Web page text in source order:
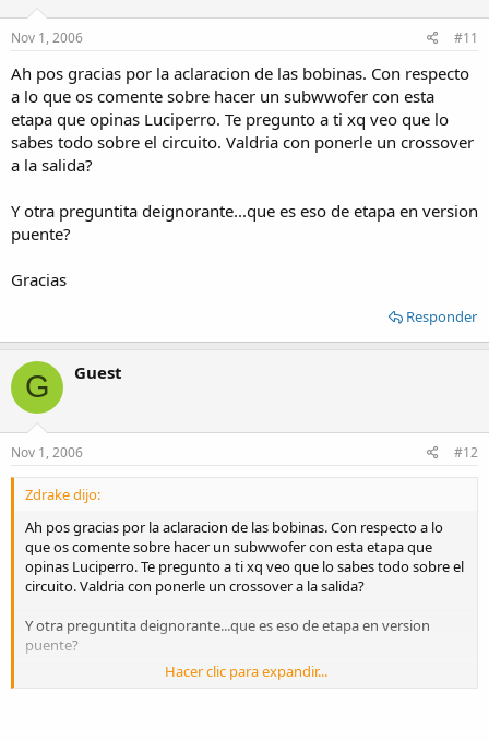
n
s
Nov 1, 2006 #11
Ah pos gracias por la aclaracion de las bobinas. Con respecto
a lo que os comente sobre hacer un subwwofer con esta
etapa que opinas Luciperro. Te pregunto a ti xq veo que lo
sabes todo sobre el circuito. Valdria con ponerle un crossover
a la salida?
Y otra preguntita deignorante...que es eso de etapa en version
puente?
Gracias
Responder
G Guest
Nov 1, 2006 #12
Zdrake dijo:
Ah pos gracias por la aclaracion de las bobinas. Con respecto a lo
que os comente sobre hacer un subwwofer con esta etapa que
opinas Luciperro. Te pregunto a ti xq veo que lo sabes todo sobre el
circuito. Valdria con ponerle un crossover a la salida?
Y otra preguntita deignorante...que es eso de etapa en version
puente?
Hacer clic para expandir...